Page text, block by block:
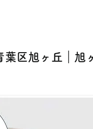
区旭ヶ丘｜旭